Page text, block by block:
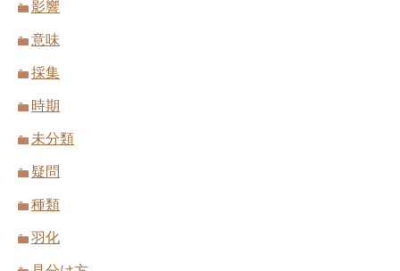
影響
意味
採集
時期
未分類
疑問
種類
羽化